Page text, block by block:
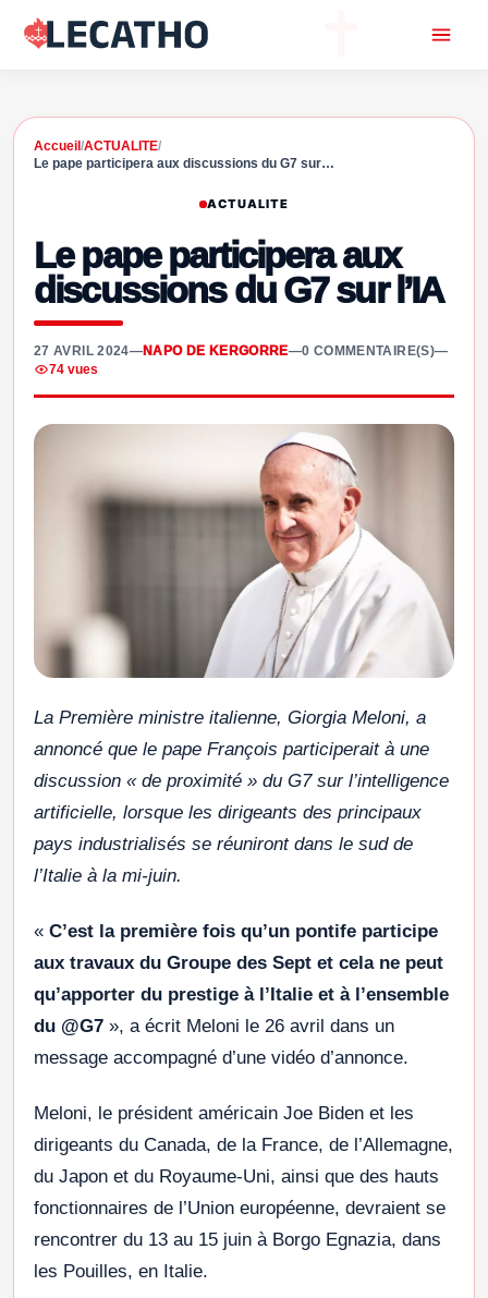
Accueil /ACTUALITE/
Le pape participera aux discussions du G7 sur…
ACTUALITE
Le pape participera aux
discussions du G7 sur l’IA
27 AVRIL 2024—NAPO DE KERGORRE—0 COMMENTAIRE(S)—
74 vues
La Première ministre italienne, Giorgia Meloni, a
annoncé que le pape François participerait à une
discussion « de proximité » du G7 sur l’intelligence
artificielle, lorsque les dirigeants des principaux
pays industrialisés se réuniront dans le sud de
l’Italie à la mi-juin.
« C’est la première fois qu’un pontife participe
aux travaux du Groupe des Sept et cela ne peut
qu’apporter du prestige à l’Italie et à l’ensemble
du @G7 », a écrit Meloni le 26 avril dans un
message accompagné d’une vidéo d’annonce.
Meloni, le président américain Joe Biden et les
dirigeants du Canada, de la France, de l’Allemagne,
du Japon et du Royaume-Uni, ainsi que des hauts
fonctionnaires de l’Union européenne, devraient se
rencontrer du 13 au 15 juin à Borgo Egnazia, dans
les Pouilles, en Italie.